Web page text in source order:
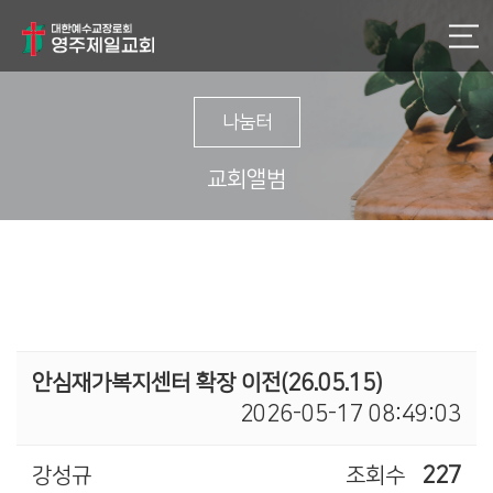
나눔터
교회앨범
안심재가복지센터 확장 이전(26.05.15)
2026-05-17 08:49:03
강성규 조회수 227